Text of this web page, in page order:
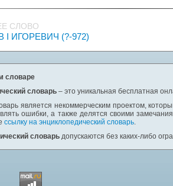
СЛОВО
ИГОРЕВИЧ (?-972)
словаре
словарь – это уникальная бесплатная
является некоммерческим проектом,
ошибки, а также делятся своими
ссылку на энциклопедический словарь.
словарь допускаются без каких-либо